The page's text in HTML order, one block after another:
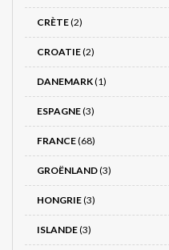
CRÈTE(2)
CROATIE(2)
DANEMARK(1)
ESPAGNE(3)
FRANCE(68)
GROËNLAND(3)
HONGRIE(3)
ISLANDE(3)